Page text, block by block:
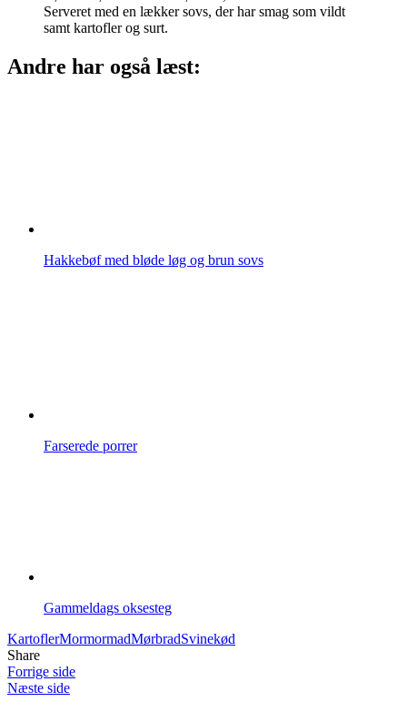
Serveret med en lækker sovs, der har smag som vildt
samt kartofler og surt.
Andre har også læst:
Hakkebøf med bløde løg og brun sovs
Farserede porrer
Gammeldags oksesteg
KartoflerMormormadMørbradSvinekød
Share
Forrige side
Næste side